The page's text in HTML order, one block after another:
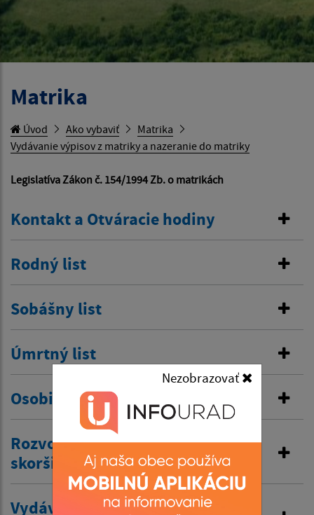
Nezobrazovať
Matrika
Úvod Ako vybaviť
Matrika
Vydávanie výpisov z matriky a nazeranie do matriky
Legislatíva Zákon č. 154/1994 Zb. o matrikách
Kontakt a Otváracie hodiny
Rodný list
Sobášny list
Úmrtný list
Osobitná matrika
Rozvod manželstva a prijatie
skoršieho priezviska
Vydávanie výpisov z matriky a